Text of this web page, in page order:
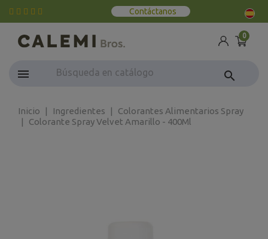
Contáctanos
0
search
Inicio Ingredientes
Colorantes Alimentarios Spray
Colorante Spray Velvet Amarillo - 400Ml